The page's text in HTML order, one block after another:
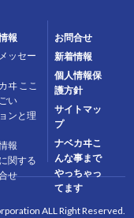
報
ッセー
ヰ ここ
い
ンと理
報
関する
せ
お問合せ
新着情報
個人情報保
護方針
サイトマッ
プ
ナベカヰこ
んな事まで
やっちゃっ
てます
ALL Right Reserved.